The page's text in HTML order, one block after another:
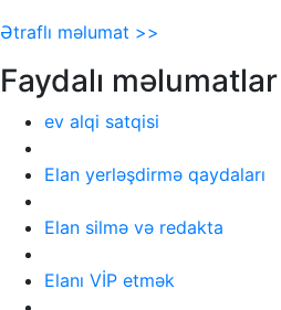
Ətraflı məlumat >>
Faydalı məlumatlar
ev alqi satqisi
Elan yerləşdirmə qaydaları
Elan silmə və redakta
Elanı VİP etmək